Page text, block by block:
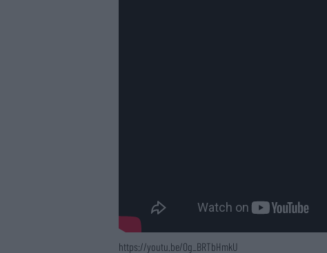
https://youtu.be/0g_BRTbHmkU